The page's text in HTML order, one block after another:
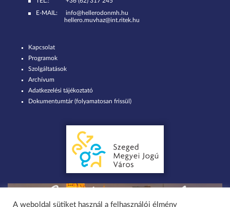
E-MAIL:
info@hellerodonmh.hu
hellero.muvhaz@int.ritek.hu
Kapcsolat
Programok
Szolgáltatások
Archívum
Adatkezelési tájékoztató
Dokumentumtár (folyamatosan frissül)
A weboldal sütiket használ a felhasználói élmény